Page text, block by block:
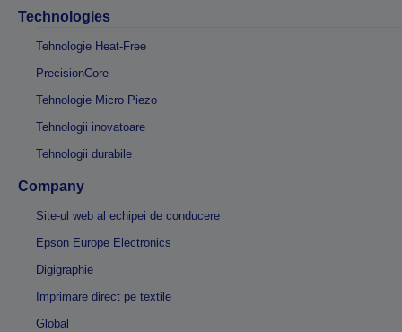
Technologies
Tehnologie Heat-Free
PrecisionCore
Tehnologie Micro Piezo
Tehnologii inovatoare
Tehnologii durabile
Company
Site-ul web al echipei de conducere
Epson Europe Electronics
Digigraphie
Imprimare direct pe textile
Global